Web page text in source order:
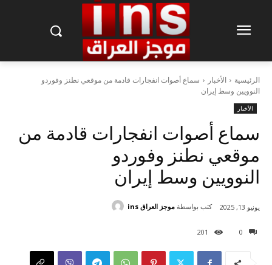
الرئيسية الأخبار
سماع أصوات انفجارات قادمة من موقعي نطنز وفوردو
النوويين وسط إيران
الأخبار
سماع أصوات انفجارات قادمة من
موقعي نطنز وفوردو
النوويين وسط إيران
0
201
يونيو 13, 2025 كتب بواسطة موجز العراق ins